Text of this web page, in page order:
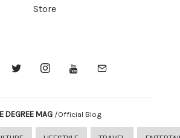
Store
DEGREE MAG /Official Blog